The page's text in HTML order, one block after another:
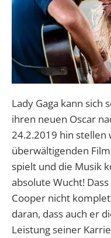
Lady Gaga kann sich
ihren neuen Oscar
24.2.2019 hin stellen
überwältigenden
spielt und die Musik
absolute Wucht!
Cooper nicht
daran, dass auch er
Leistung seiner